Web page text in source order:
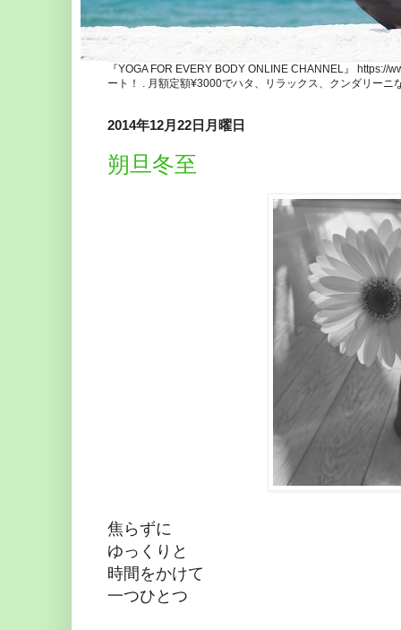
『YOGA FOR EVERY BODY ONLINE CHANNEL』
ート！ . 月額定額¥3000でハタ、リラックス、クンダリー
2014年12月22日月曜日
朔旦冬至
焦らずに
ゆっくりと
時間をかけて
一つひとつ